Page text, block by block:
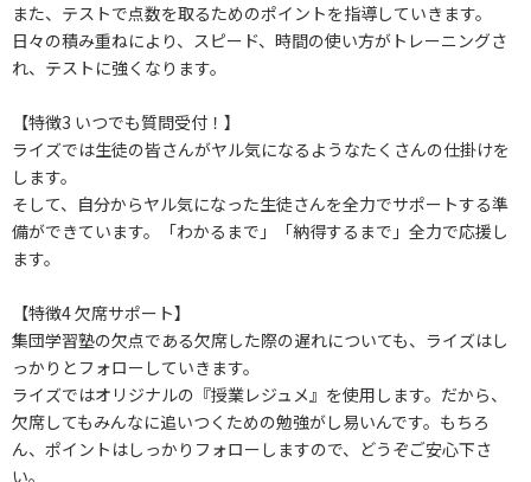
また、テストで点数を取るためのポイントを指導していきます。
日々の積み重ねにより、スピード、時間の使い方がトレーニングさ
れ、テストに強くなります。
【特徴3 いつでも質問受付！】
ライズでは生徒の皆さんがヤル気になるようなたくさんの仕掛けを
します。
そして、自分からヤル気になった生徒さんを全力でサポートする準
備ができています。「わかるまで」「納得するまで」全力で応援し
ます。
【特徴4 欠席サポート】
集団学習塾の欠点である欠席した際の遅れについても、ライズはし
っかりとフォローしていきます。
ライズではオリジナルの『授業レジュメ』を使用します。だから、
欠席してもみんなに追いつくための勉強がし易いんです。もちろ
ん、ポイントはしっかりフォローしますので、どうぞご安心下さ
い。